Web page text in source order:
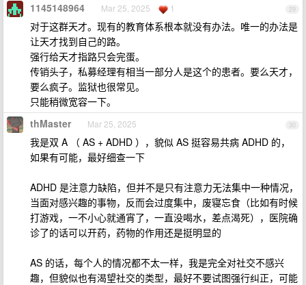
29
1145148964 Mar 25, 2025 1
对于这群天才。现有的教育体系根本就没有办法。唯一的办法是
让天才找到自己的路。
强行给天才指路只会完蛋。
传销头子，私募经理有相当一部分人是这个的患者。要么天才，
要么疯子。监狱也很常见。
只能稍微宽容一下。
30
thMaster Mar 25, 2025
我是双 A （ AS + ADHD ），貌似 AS 挺容易共病 ADHD 的，
如果有可能，最好细查一下
ADHD 是注意力缺陷，但并不是只有注意力无法集中一种情况，
当面对感兴趣的事物，反而会过度集中，废寝忘食（比如有时候
打游戏，一不小心就通宵了，一直没喝水，差点渴死），医院确
诊了的话可以开药，药物的作用还是挺明显的
AS 的话，每个人的情况都不太一样，我是完全对社交不感兴
趣，但貌似也有渴望社交的类型，最好不要试图强行纠正，可能